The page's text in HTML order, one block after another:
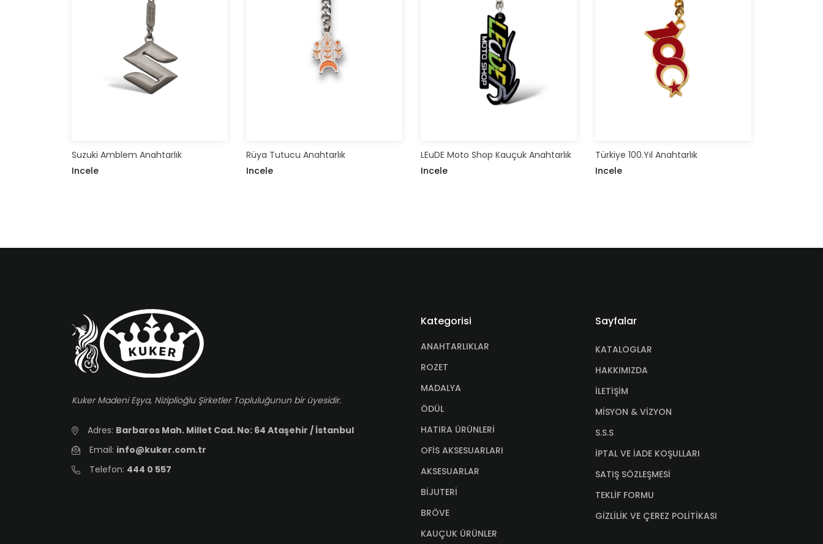
Suzuki Amblem Anahtarlık
Incele
Rüya Tutucu Anahtarlık
Incele
LEuDE Moto Shop Kauçuk Anahtarlık
Incele
Türkiye 100.Yıl Anahtarlık
Incele
Kuker Madeni Eşya, Niziplioğlu Şirketler Topluluğunun bir üyesidir.
Adres: Barbaros Mah. Millet Cad. No: 64 Ataşehir / İstanbul
Email: info@kuker.com.tr
Telefon: 444 0 557
Kategorisi
ANAHTARLIKLAR
ROZET
MADALYA
ÖDÜL
HATIRA ÜRÜNLERİ
OFİS AKSESUARLARI
AKSESUARLAR
BİJUTERİ
BRÖVE
KAUÇUK ÜRÜNLER
Sayfalar
KATALOGLAR
HAKKIMIZDA
İLETİŞİM
MİSYON & VİZYON
S.S.S
İPTAL VE İADE KOŞULLARI
SATIŞ SÖZLEŞMESİ
TEKLİF FORMU
GİZLİLİK VE ÇEREZ POLİTİKASI